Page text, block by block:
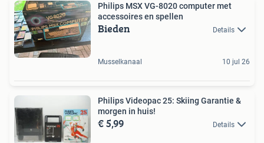
Philips MSX VG-8020 computer met
accessoires en spellen
Bieden Details
Musselkanaal 10 jul 26
Philips Videopac 25: Skiing Garantie &
morgen in huis!
€ 5,99 Details